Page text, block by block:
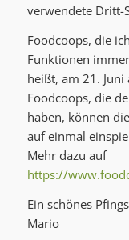
verwendete Dritt-
Foodcoops, die
Funktionen
heißt, am 21.
Foodcoops, die
haben, können
auf einmal
Mehr dazu auf
https://
Ein schönes
Mario